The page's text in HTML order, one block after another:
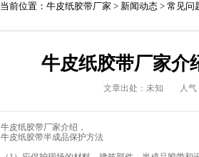
当前位置： 牛皮纸胶带厂家 > 新闻动态 > 常见问
牛皮纸胶带厂家介
文章出处：未知 人气
牛皮纸胶带厂家介绍，
牛皮纸胶带半成品保护方法